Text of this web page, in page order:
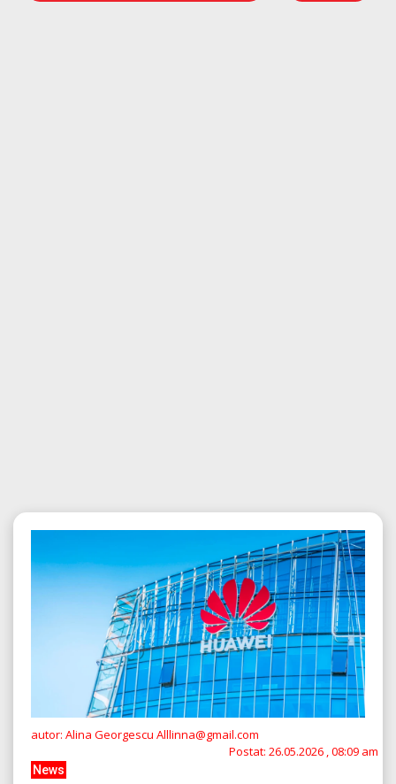
autor: Alina Georgescu Alllinna@gmail.com
Postat: 26.05.2026 , 08:09 am
News